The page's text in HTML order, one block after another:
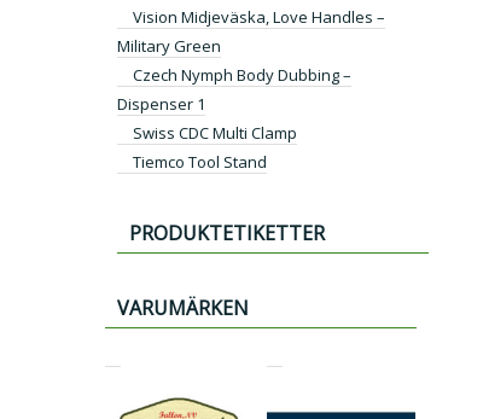
Vision Midjeväska, Love Handles –
Military Green
Czech Nymph Body Dubbing –
Dispenser 1
Swiss CDC Multi Clamp
Tiemco Tool Stand
PRODUKTETIKETTER
VARUMÄRKEN